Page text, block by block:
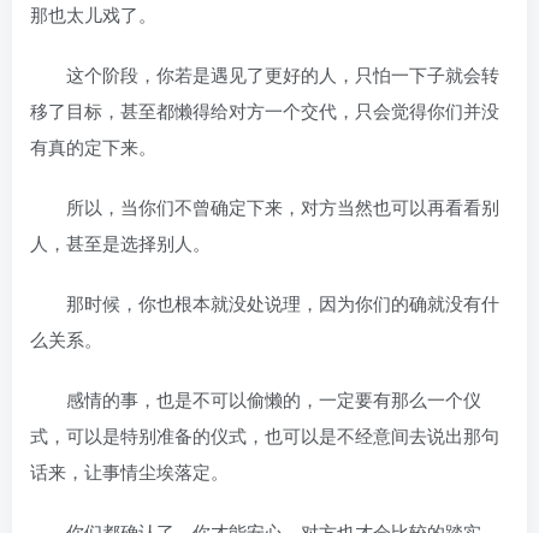
那也太儿戏了。
这个阶段，你若是遇见了更好的人，只怕一下子就会转
移了目标，甚至都懒得给对方一个交代，只会觉得你们并没
有真的定下来。
所以，当你们不曾确定下来，对方当然也可以再看看别
人，甚至是选择别人。
那时候，你也根本就没处说理，因为你们的确就没有什
么关系。
感情的事，也是不可以偷懒的，一定要有那么一个仪
式，可以是特别准备的仪式，也可以是不经意间去说出那句
话来，让事情尘埃落定。